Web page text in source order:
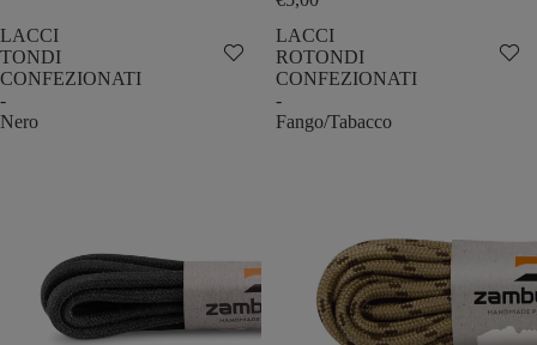
LACCI
TONDI
CONFEZIONATI
-
Nero
LACCI
ROTONDI
CONFEZIONATI
-
Fango/Tabacco